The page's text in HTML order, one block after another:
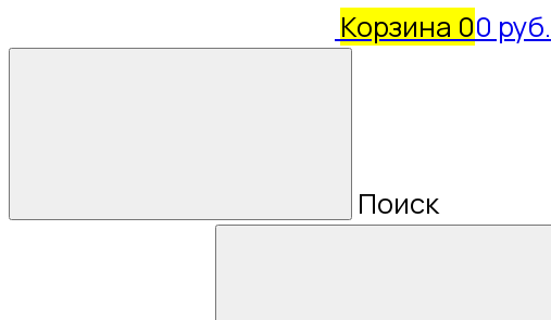
Корзина 00 руб.
Поиск